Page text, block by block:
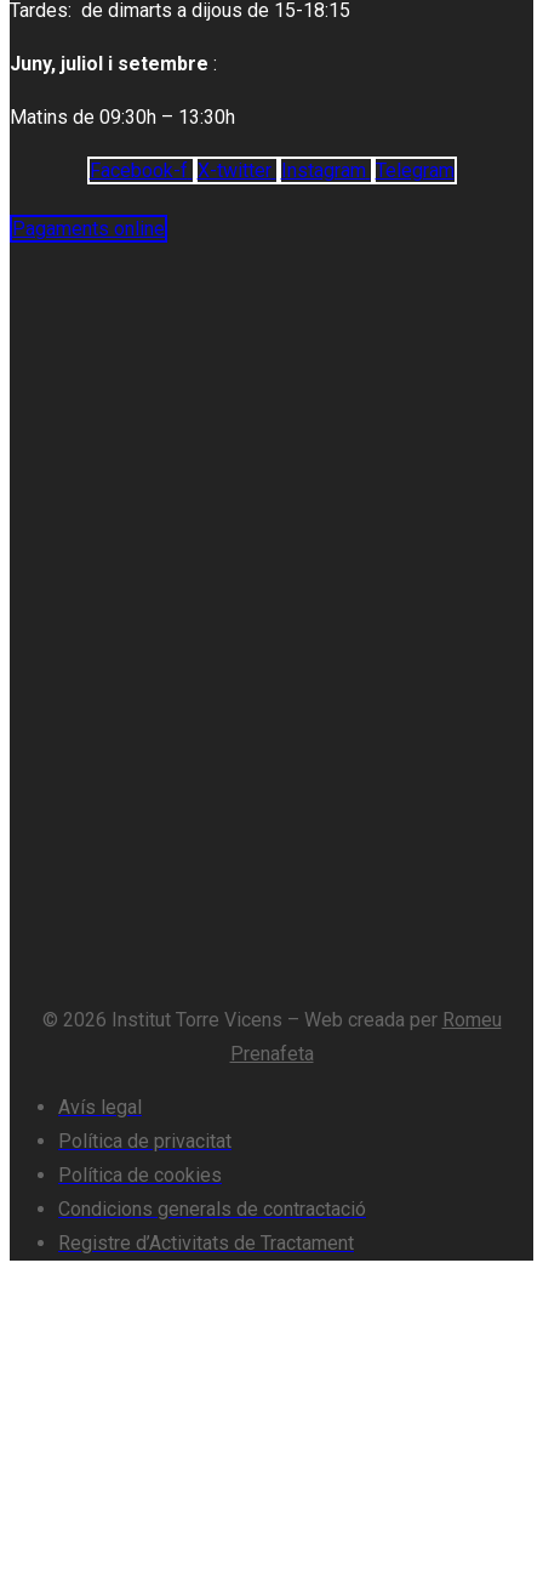
Tardes: de dimarts a dijous de 15-18:15
Juny, juliol i setembre :
Matins de 09:30h – 13:30h
Facebook-f X-twitter Instagram Telegram
Pagaments online
© 2026 Institut Torre Vicens – Web creada per Romeu
Prenafeta
Avís legal
Política de privacitat
Política de cookies
Condicions generals de contractació
Registre d’Activitats de Tractament